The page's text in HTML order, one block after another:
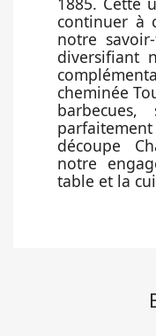
continuer à
notre
diversifiant
cheminée
découpe
notre
table et la